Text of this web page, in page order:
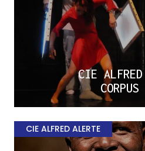
CIE
CIE ALFRED ALERTE